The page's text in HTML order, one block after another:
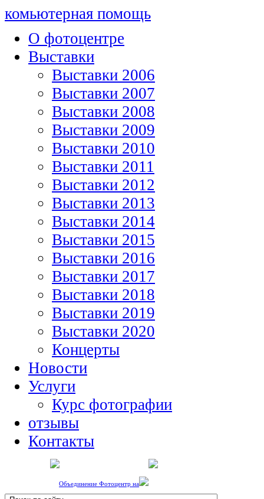
комьютерная помощь
О фотоцентре
Выставки
Выставки 2006
Выставки 2007
Выставки 2008
Выставки 2009
Выставки 2010
Выставки 2011
Выставки 2012
Выставки 2013
Выставки 2014
Выставки 2015
Выставки 2016
Выставки 2017
Выставки 2018
Выставки 2019
Выставки 2020
Концерты
Новости
Услуги
Курс фотографии
отзывы
Контакты
Объединение Фотоцентр на